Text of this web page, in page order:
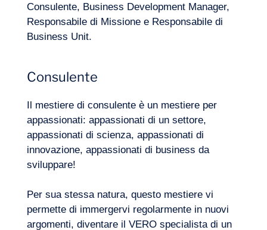
Diario di bordo
IT
Consulente, Business Development Manager,
Responsabile di Missione e Responsabile di
Business Unit.
Consulente
Il mestiere di consulente è un mestiere per
appassionati: appassionati di un settore,
appassionati di scienza, appassionati di
innovazione, appassionati di business da
sviluppare!
Per sua stessa natura, questo mestiere vi
permette di immergervi regolarmente in nuovi
argomenti, diventare il VERO specialista di un